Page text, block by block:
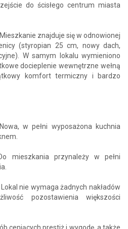
do ścisłego centrum miasta
znajduje się w odnowionej
(styropian 25 cm, nowy dach,
W samym lokalu wymieniono
docieplenie wewnętrzne wełną
komfort termiczny i bardzo
w pełni wyposażona kuchnia
mieszkania przynależy w pełni
nie wymaga żadnych nakładów
pozostawienia większości
ceniących prestiż i wygodę, a także